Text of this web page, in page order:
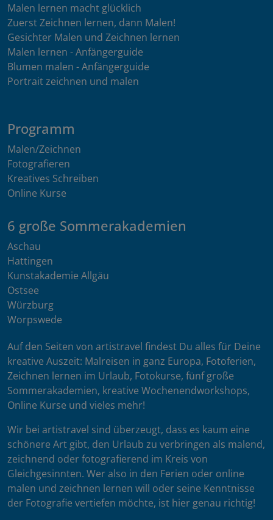
Malen lernen macht glücklich
Zuerst Zeichnen lernen, dann Malen!
Gesichter Malen und Zeichnen lernen
Malen lernen - Anfängerguide
Blumen malen - Anfängerguide
Portrait zeichnen und malen
Programm
Malen/Zeichnen
Fotografieren
Kreatives Schreiben
Online Kurse
6 große Sommerakademien
Aschau
Hattingen
Kunstakademie Allgäu
Ostsee
Würzburg
Worpswede
Auf den Seiten von artistravel findest Du alles für Deine
kreative Auszeit: Malreisen in ganz Europa, Fotoferien,
Zeichnen lernen im Urlaub, Fotokurse, fünf große
Sommerakademien, kreative Wochenendworkshops,
Online Kurse und vieles mehr!
Wir bei artistravel sind überzeugt, dass es kaum eine
schönere Art gibt, den Urlaub zu verbringen als malend,
zeichnend oder fotografierend im Kreis von
Gleichgesinnten. Wer also in den Ferien oder online
malen und zeichnen lernen will oder seine Kenntnisse
der Fotografie vertiefen möchte, ist hier genau richtig!